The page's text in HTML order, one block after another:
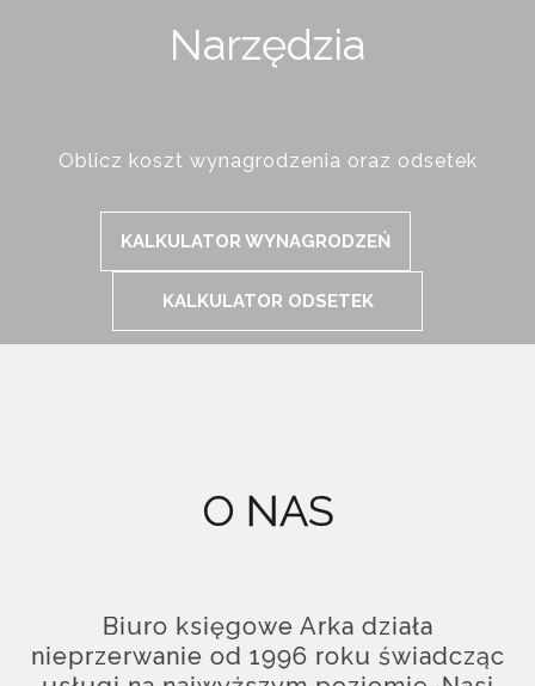
Narzędzia
Oblicz koszt wynagrodzenia oraz odsetek
KALKULATOR WYNAGRODZEŃ
KALKULATOR ODSETEK
O NAS
Biuro księgowe Arka działa
nieprzerwanie od 1996 roku świadcząc